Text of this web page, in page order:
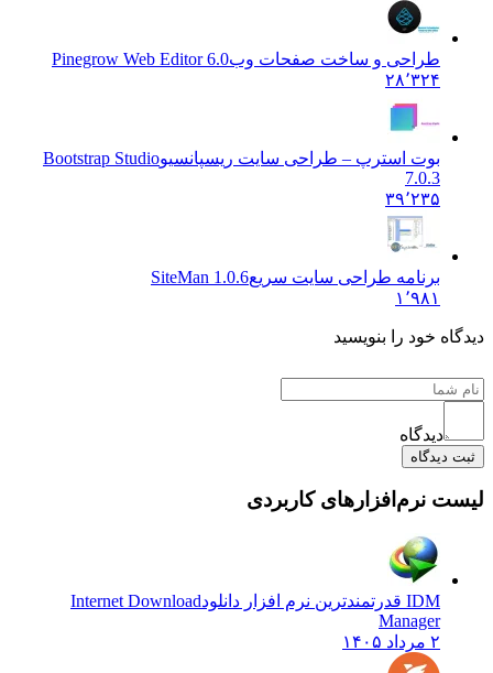
طراحی و ساخت صفحات وبPinegrow Web Editor 6.0
۲۸٬۳۲۴
بوت استرپ – طراحی سایت ریسپانسیوBootstrap Studio
7.0.3
۳۹٬۲۳۵
برنامه طراحی سایت سریعSiteMan 1.0.6
۱٬۹۸۱
دیدگاه خود را بنویسید
دیدگاه
ثبت دیدگاه
لیست نرم‌افزارهای کاربردی
IDM قدرتمندترین نرم افزار دانلود
Internet Download
Manager
۲ مرداد ۱۴۰۵